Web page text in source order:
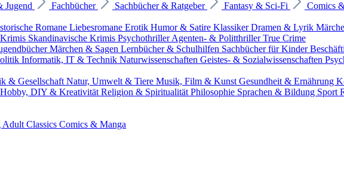
Jugend Fachbücher Sachbücher & Ratgeber Fantasy & Sci-Fi Comics
Romane Liebesromane Erotik Humor & Satire KlassikerDramen & Lyrik
Skandinavische Krimis PsychothrillerAgenten- & PolitthrillerTrue Crime
Märchen & Sagen Lernbücher & Schulhilfen Sachbücher für Kinder
Informatik, IT & Technik Naturwissenschaften Geistes- & Sozialwissenschaften
& Gesellschaft Natur, Umwelt & Tiere Musik, Film & Kunst Gesundheit & Ernährung
Hobby, DIY & Kreativität Religion & Spiritualität Philosophie Sprachen & Bildung Sport
Adult Classics Comics & Manga